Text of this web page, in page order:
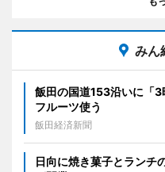
みん
飯田の国道153沿いに「
フルーツ使う
飯田経済新聞
日向に焼き菓子とラン